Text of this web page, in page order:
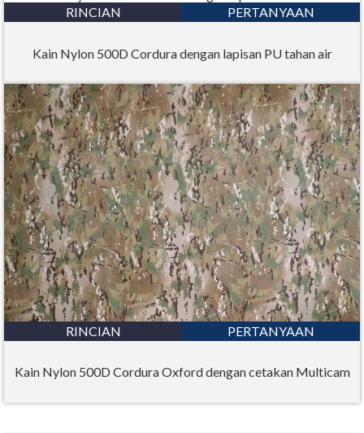
RINCIAN PERTANYAAN
Kain Nylon 500D Cordura dengan lapisan PU tahan air
RINCIAN PERTANYAAN
Kain Nylon 500D Cordura Oxford dengan cetakan Multicam